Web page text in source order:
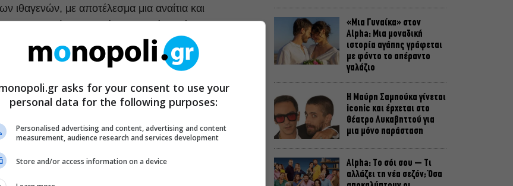
ιθαγενών, με αποτέλεσμα μια αναίτια και
ακολουθούν, θα αλλάξουν την άποψή σας για την
στα αποτελέσματα αναζητησης
στην Google
«Μια Γυναίκα» στον
Alpha: Μια μοναδική
ιστορία αγάπης γράφεται
με φόντο το απέραντο
γαλάζιο
Η Μαύρη Σαμπούκα γίνεται
iconic και έρχεται στο
Θέατρο Λυκαβηττού για
μια μόνο παράσταση
Alpha: Το σόι σου – Τι
αλλάζει τη νέα σεζόν; Όσα
asks for your consent to use your
personal data for the following purposes:
Personalised advertising and content, advertising and content
measurement, audience research and services development
Store and/or access information on a device